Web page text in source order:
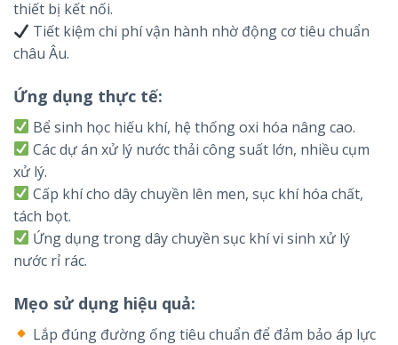
thiết bị kết nối.
Tiết kiệm chi phí vận hành nhờ động cơ tiêu chuẩn
châu Âu.
Ứng dụng thực tế:
Bể sinh học hiếu khí, hệ thống oxi hóa nâng cao.
Các dự án xử lý nước thải công suất lớn, nhiều cụm
xử lý.
Cấp khí cho dây chuyền lên men, sục khí hóa chất,
tách bọt.
Ứng dụng trong dây chuyền sục khí vi sinh xử lý
nước rỉ rác.
Mẹo sử dụng hiệu quả:
Lắp đúng đường ống tiêu chuẩn để đảm bảo áp lực